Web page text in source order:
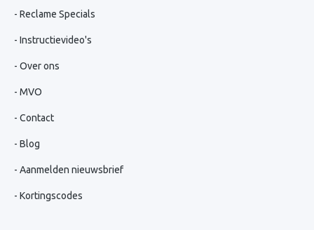
Reclame Specials
Instructievideo's
Over ons
MVO
Contact
Blog
Aanmelden nieuwsbrief
Kortingscodes